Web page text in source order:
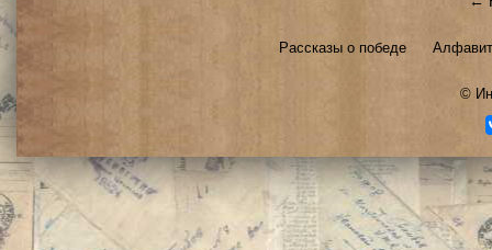
Рассказы о победе
©